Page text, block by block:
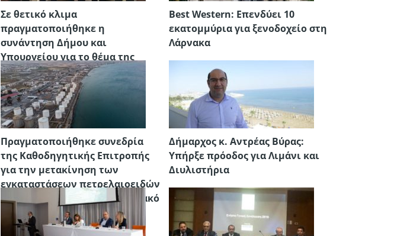
Σε θετικό κλιμα
πραγματοποιήθηκε η
συνάντηση Δήμου και
Υπουργείου για το θέμα της
Πανεπιστημιακής σχολής
Best Western: Επενδύει 10
εκατομμύρια για ξενοδοχείο στη
Λάρνακα
Πραγματοποιήθηκε συνεδρία
της Καθοδηγητικής Επιτροπής
για την μετακίνηση των
εγκαταστάσεων πετρελαιοειδών
και υγραερίου από το παραλιακό
μέτωπο της Λάρνακας στο
Βασιλικό
Δήμαρχος κ. Αντρέας Βύρας:
Υπήρξε πρόοδος για Λιμάνι και
Διυλιστήρια